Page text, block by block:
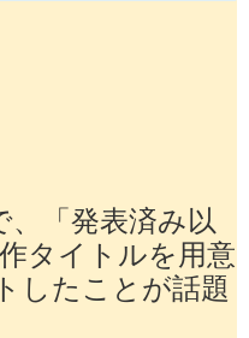
、「発表済み以
タイトルを用意
したことが話題